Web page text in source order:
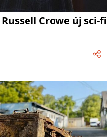
Crowe új sci-fi